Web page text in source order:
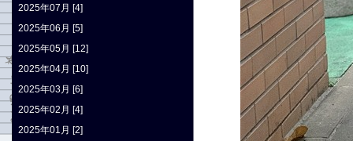
2025年07月 [4]
2025年06月 [5]
2025年05月 [12]
2025年04月 [10]
2025年03月 [6]
2025年02月 [4]
2025年01月 [2]